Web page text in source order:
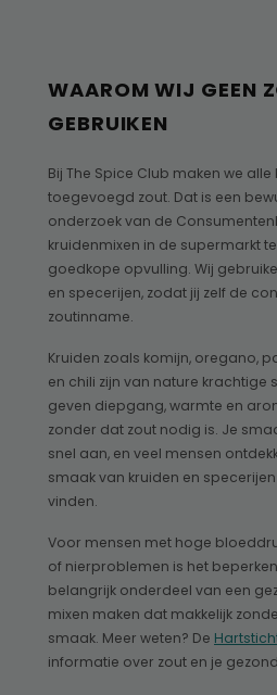
WAAROM WIJ GEEN
GEBRUIKEN
Bij The Spice Club maken we
toegevoegd zout. Dat is een
onderzoek van de
kruidenmixen in de supermarkt
goedkope opvulling. Wij
en specerijen, zodat jij zelf de
zoutinname.
Kruiden zoals komijn, oregano,
en chili zijn van nature krachtige
geven diepgang, warmte en
zonder dat zout nodig is. Je
snel aan, en veel mensen
smaak van kruiden en
vinden.
Voor mensen met hoge
of nierproblemen is het
belangrijk onderdeel van een
mixen maken dat makkelijk
smaak. Meer weten? De
informatie over zout en je